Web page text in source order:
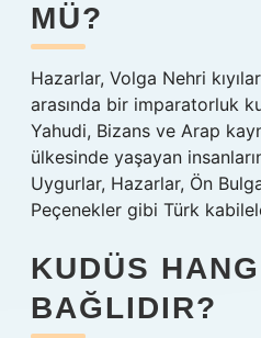
MÜ?
Hazarlar, Volga Nehri
arasında bir imparatorluk
Yahudi, Bizans ve Arap
ülkesinde yaşayan
Uygurlar, Hazarlar, Ön
Peçenekler gibi Türk
KUDÜS
BAĞLIDIR?